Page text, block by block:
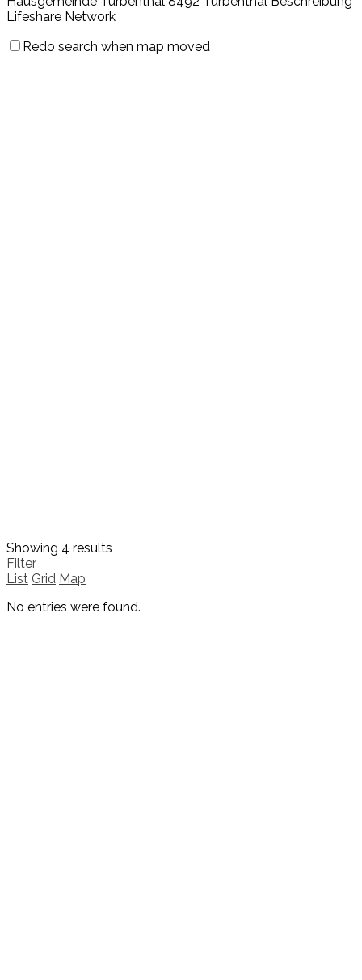
Lifeshare Network
Redo search when map moved
Showing 4 results
Filter
List Grid Map
No entries were found.